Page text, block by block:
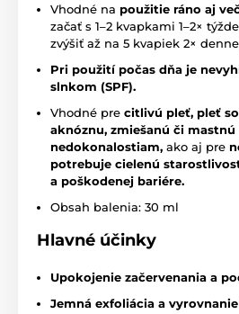
Vhodné na použitie ráno aj
začať s 1–2 kvapkami 1–2×
zvýšiť až na 5 kvapiek 2×
Pri použití počas dňa je
slnkom (SPF).
Vhodné pre citlivú pleť, pleť
aknóznu, zmiešanú či
nedokonalostiam, ako aj pre
potrebuje cielenú
a poškodenej bariére.
Obsah balenia: 30 ml
Hlavné účinky
Upokojenie začervenania a
Jemná exfoliácia a